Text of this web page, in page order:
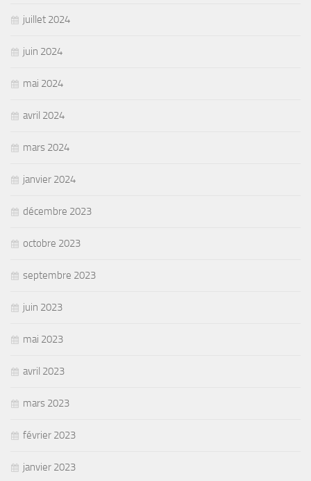
juillet 2024
juin 2024
mai 2024
avril 2024
mars 2024
janvier 2024
décembre 2023
octobre 2023
septembre 2023
juin 2023
mai 2023
avril 2023
mars 2023
février 2023
janvier 2023